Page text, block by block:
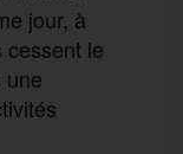
jour, à
cessent le
une